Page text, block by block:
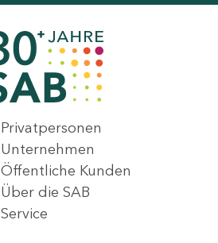
Privatpersonen
Unternehmen
Öffentliche Kunden
Über die SAB
Service